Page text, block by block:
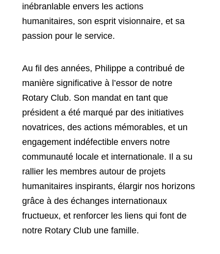
inébranlable envers les actions
humanitaires, son esprit visionnaire, et sa
passion pour le service.
Au fil des années, Philippe a contribué de
manière significative à l’essor de notre
Rotary Club. Son mandat en tant que
président a été marqué par des initiatives
novatrices, des actions mémorables, et un
engagement indéfectible envers notre
communauté locale et internationale. Il a su
rallier les membres autour de projets
humanitaires inspirants, élargir nos horizons
grâce à des échanges internationaux
fructueux, et renforcer les liens qui font de
notre Rotary Club une famille.